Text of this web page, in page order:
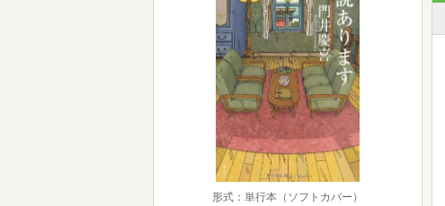
形式：単行本（ソフトカバー）